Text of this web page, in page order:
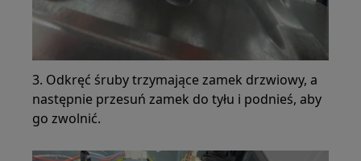
3. Odkręć śruby trzymające zamek drzwiowy, a
następnie przesuń zamek do tyłu i podnieś, aby
go zwolnić.